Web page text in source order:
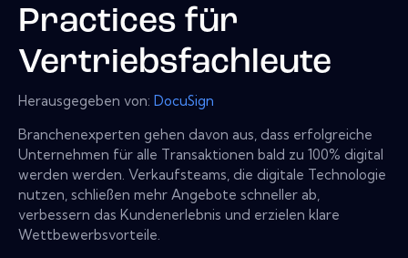
Practices für
Vertriebsfachleute
Herausgegeben von: DocuSign
Branchenexperten gehen davon aus, dass erfolgreiche
Unternehmen für alle Transaktionen bald zu 100% digital
werden werden. Verkaufsteams, die digitale Technologie
nutzen, schließen mehr Angebote schneller ab,
verbessern das Kundenerlebnis und erzielen klare
Wettbewerbsvorteile.